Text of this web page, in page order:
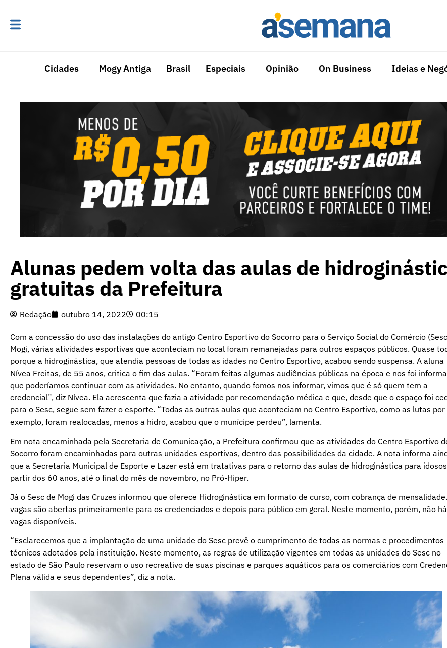
Cidades Mogy Antiga Brasil Especiais Opinião On Business Ideias e
Alunas pedem volta das aulas de
gratuitas da Prefeitura
Redação outubro 14, 2022 00:15
Com a concessão do uso das instalações do antigo Centro Esportivo do Socorro para o Serviço Social do Comércio
Mogi, várias atividades esportivas que aconteciam no local foram remanejadas para outros espaços públicos. Quase
porque a hidroginástica, que atendia pessoas de todas as idades no Centro Esportivo, acabou sendo suspensa. A aluna
Nívea Freitas, de 55 anos, critica o fim das aulas. “Foram feitas algumas audiências públicas na época e nos foi
que poderíamos continuar com as atividades. No entanto, quando fomos nos informar, vimos que é só quem tem a
credencial”, diz Nívea. Ela acrescenta que fazia a atividade por recomendação médica e que, desde que o espaço foi
para o Sesc, segue sem fazer o esporte. “Todas as outras aulas que aconteciam no Centro Esportivo, como as lutas por
exemplo, foram realocadas, menos a hidro, acabou que o munícipe perdeu”, lamenta.
Em nota encaminhada pela Secretaria de Comunicação, a Prefeitura confirmou que as atividades do Centro Esportivo
Socorro foram encaminhadas para outras unidades esportivas, dentro das possibilidades da cidade. A nota informa
que a Secretaria Municipal de Esporte e Lazer está em tratativas para o retorno das aulas de hidroginástica para
partir dos 60 anos, até o final do mês de novembro, no Pró-Hiper.
Já o Sesc de Mogi das Cruzes informou que oferece Hidroginástica em formato de curso, com cobrança de
vagas são abertas primeiramente para os credenciados e depois para público em geral. Neste momento, porém, não há
vagas disponíveis.
“Esclarecemos que a implantação de uma unidade do Sesc prevê o cumprimento de todas as normas e procedimentos
técnicos adotados pela instituição. Neste momento, as regras de utilização vigentes em todas as unidades do Sesc no
estado de São Paulo reservam o uso recreativo de suas piscinas e parques aquáticos para os comerciários com
Plena válida e seus dependentes”, diz a nota.